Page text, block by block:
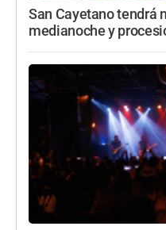
San Cayetano tendrá
medianoche y